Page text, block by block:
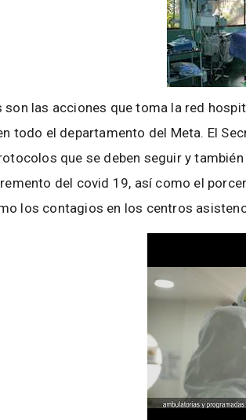
son las acciones que toma la red
todo el departamento del Meta. El
que se deben seguir y
del covid 19, así como el
los contagios en los centros